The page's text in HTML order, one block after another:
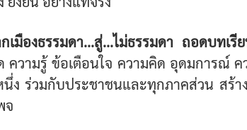
มืองธรรมดา...สู่...ไม่ธรรมดา ถอดบทเ
วามรู้ ข้อเตือนใจ ความคิด อุดมการณ์ ค
ง ร่วมกับประชาชนและทุกภาคส่วน สร้
จ